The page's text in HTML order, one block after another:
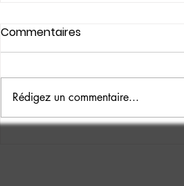
Commentaires
Rédigez un commentaire...